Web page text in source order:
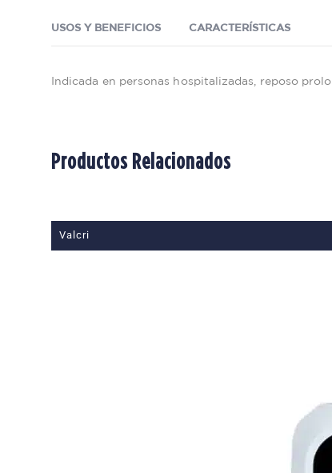
USOS Y BENEFICIOS CARACTERÍSTICAS
Indicada en personas hospitalizadas, reposo
Productos Relacionados
Valcri